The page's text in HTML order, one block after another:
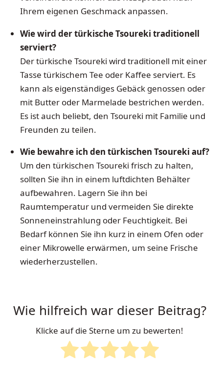
Ihrem eigenen Geschmack anpassen.
Wie wird der türkische Tsoureki traditionell
serviert?
Der türkische Tsoureki wird traditionell mit einer
Tasse türkischem Tee oder Kaffee serviert. Es
kann als eigenständiges Gebäck genossen oder
mit Butter oder Marmelade bestrichen werden.
Es ist auch beliebt, den Tsoureki mit Familie und
Freunden zu teilen.
Wie bewahre ich den türkischen Tsoureki auf?
Um den türkischen Tsoureki frisch zu halten,
sollten Sie ihn in einem luftdichten Behälter
aufbewahren. Lagern Sie ihn bei
Raumtemperatur und vermeiden Sie direkte
Sonneneinstrahlung oder Feuchtigkeit. Bei
Bedarf können Sie ihn kurz in einem Ofen oder
einer Mikrowelle erwärmen, um seine Frische
wiederherzustellen.
Wie hilfreich war dieser Beitrag?
Klicke auf die Sterne um zu bewerten!